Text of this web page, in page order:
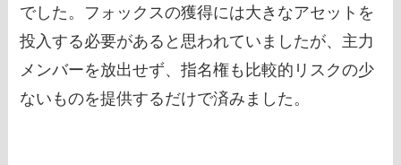
でした。フォックスの獲得には大きなアセットを
投入する必要があると思われていましたが、主力
メンバーを放出せず、指名権も比較的リスクの少
ないものを提供するだけで済みました。